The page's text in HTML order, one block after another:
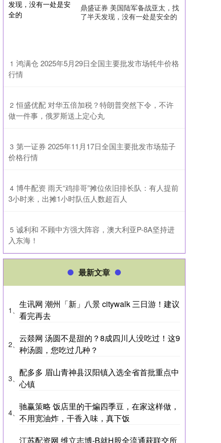
鼎盛证券 美国陆军备战亚太，找
了半天发现，没有一处是安全的
1 ​鸿满仓 2025年5月29日全国主要批发市场牦牛价格
行情
2 ​恒盛优配 对华五倍加税？特朗普突然下令，不许
做一件事，俄罗斯送上定心丸
3 ​第一证券 2025年11月17日全国主要批发市场茄子
价格行情
4 ​博牛配资 雨天“鸡排哥”摊位依旧排长队：有人提前
3小时来，出摊1小时队伍人数超百人
5 ​诚利和 不顾中方强大阵容，澳大利亚P-8A坚持进
入东海！
最新文章
1、
生讯网 潮州「新」八景 citywalk 三日游！建议
看完再去
2、
云燚网 汤圆不是甜的？8成四川人没吃过！这9
种汤圆，您吃过几种？
3、
配多多 眉山青神县汉阳镇入选全省首批重点中
心镇
4、
驰赢策略 饭店里的干煸四季豆，在家这样做，
不用宽油炸，干香入味，真下饭
江苏配资网 维立志博-B就H股全流通获联交所